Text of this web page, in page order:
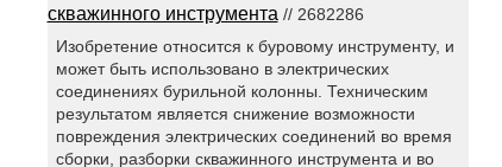
скважинного инструмента // 2682286
Изобретение относится к буровому инструменту, и
может быть использовано в электрических
соединениях бурильной колонны. Техническим
результатом является снижение возможности
повреждения электрических соединений во время
сборки, разборки скважинного инструмента и во